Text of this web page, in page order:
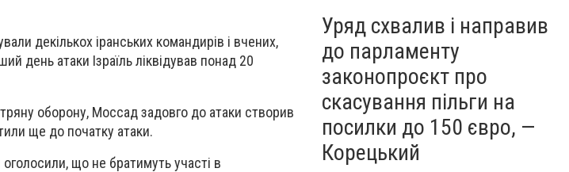
декількох іранських командирів і вчених,
день атаки Ізраїль ліквідував понад 20
оборону, Моссад задовго до атаки створив
ще до початку атаки.
оголосили, що не братимуть участі в
Уряд схвалив і направив
до парламенту
законопроєкт про
скасування пільги на
посилки до 150 євро, —
Корецький